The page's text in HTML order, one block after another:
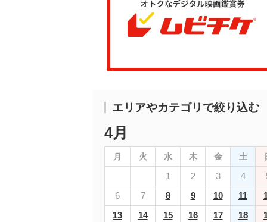
エリアやカテゴリで絞り込む
4月
月 火 水 木 金 土
1 2 3 4
6
7 8 9 10 11
13
14 15 16 17 18